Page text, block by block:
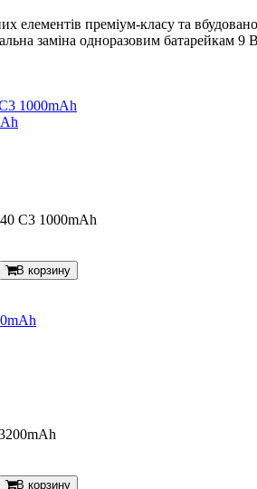
елементів преміум-класу та
заміна одноразовим батарейкам 9
С3 1000mAh
В корзину
В корзину